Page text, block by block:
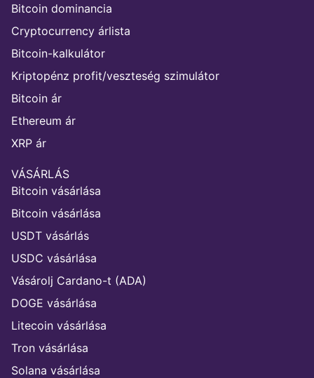
Bitcoin dominancia
Cryptocurrency árlista
Bitcoin-kalkulátor
Kriptopénz profit/veszteség szimulátor
Bitcoin ár
Ethereum ár
XRP ár
VÁSÁRLÁS
Bitcoin vásárlása
Bitcoin vásárlása
USDT vásárlás
USDC vásárlása
Vásárolj Cardano-t (ADA)
DOGE vásárlása
Litecoin vásárlása
Tron vásárlása
Solana vásárlása